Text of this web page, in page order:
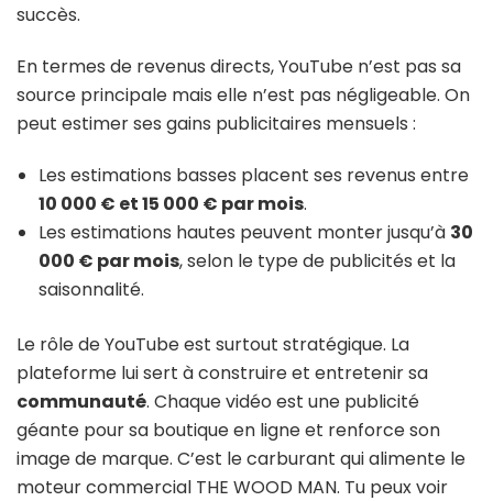
succès.
En termes de revenus directs, YouTube n’est pas sa
source principale mais elle n’est pas négligeable. On
peut estimer ses gains publicitaires mensuels :
Les estimations basses placent ses revenus entre
10 000 € et 15 000 € par mois.
Les estimations hautes peuvent monter jusqu’à 30
000 € par mois, selon le type de publicités et la
saisonnalité.
Le rôle de YouTube est surtout stratégique. La
plateforme lui sert à construire et entretenir sa
communauté. Chaque vidéo est une publicité
géante pour sa boutique en ligne et renforce son
image de marque. C’est le carburant qui alimente le
moteur commercial THE WOOD MAN. Tu peux voir